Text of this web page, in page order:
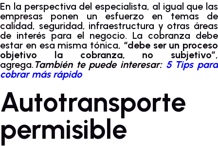
En la perspectiva del especialista, al igual que las
empresas ponen un esfuerzo en temas de
calidad, seguridad, infraestructura y otras áreas
de interés para el negocio. La cobranza debe
estar en esa misma tónica, “debe ser un proceso
objetivo la cobranza, no subjetivo”,
agrega.También te puede interesar: 5 Tips para
cobrar más rápido
Autotransporte
permisible